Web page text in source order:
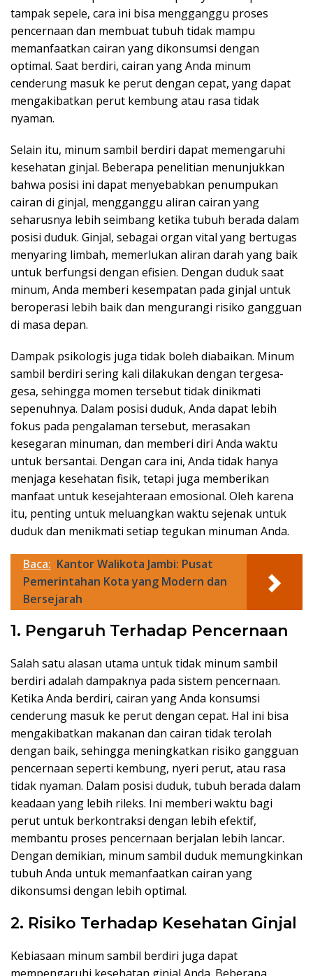
tampak sepele, cara ini bisa mengganggu proses
pencernaan dan membuat tubuh tidak mampu
memanfaatkan cairan yang dikonsumsi dengan
optimal. Saat berdiri, cairan yang Anda minum
cenderung masuk ke perut dengan cepat, yang dapat
mengakibatkan perut kembung atau rasa tidak
nyaman.
Selain itu, minum sambil berdiri dapat memengaruhi
kesehatan ginjal. Beberapa penelitian menunjukkan
bahwa posisi ini dapat menyebabkan penumpukan
cairan di ginjal, mengganggu aliran cairan yang
seharusnya lebih seimbang ketika tubuh berada dalam
posisi duduk. Ginjal, sebagai organ vital yang bertugas
menyaring limbah, memerlukan aliran darah yang baik
untuk berfungsi dengan efisien. Dengan duduk saat
minum, Anda memberi kesempatan pada ginjal untuk
beroperasi lebih baik dan mengurangi risiko gangguan
di masa depan.
Dampak psikologis juga tidak boleh diabaikan. Minum
sambil berdiri sering kali dilakukan dengan tergesa-
gesa, sehingga momen tersebut tidak dinikmati
sepenuhnya. Dalam posisi duduk, Anda dapat lebih
fokus pada pengalaman tersebut, merasakan
kesegaran minuman, dan memberi diri Anda waktu
untuk bersantai. Dengan cara ini, Anda tidak hanya
menjaga kesehatan fisik, tetapi juga memberikan
manfaat untuk kesejahteraan emosional. Oleh karena
itu, penting untuk meluangkan waktu sejenak untuk
duduk dan menikmati setiap tegukan minuman Anda.
Baca: Kantor Walikota Jambi: Pusat
Pemerintahan Kota yang Modern dan
Bersejarah
1. Pengaruh Terhadap Pencernaan
Salah satu alasan utama untuk tidak minum sambil
berdiri adalah dampaknya pada sistem pencernaan.
Ketika Anda berdiri, cairan yang Anda konsumsi
cenderung masuk ke perut dengan cepat. Hal ini bisa
mengakibatkan makanan dan cairan tidak terolah
dengan baik, sehingga meningkatkan risiko gangguan
pencernaan seperti kembung, nyeri perut, atau rasa
tidak nyaman. Dalam posisi duduk, tubuh berada dalam
keadaan yang lebih rileks. Ini memberi waktu bagi
perut untuk berkontraksi dengan lebih efektif,
membantu proses pencernaan berjalan lebih lancar.
Dengan demikian, minum sambil duduk memungkinkan
tubuh Anda untuk memanfaatkan cairan yang
dikonsumsi dengan lebih optimal.
2. Risiko Terhadap Kesehatan Ginjal
Kebiasaan minum sambil berdiri juga dapat